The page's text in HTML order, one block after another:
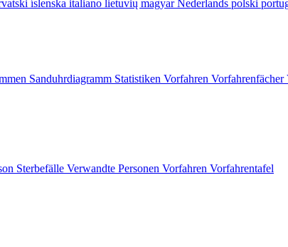
íslenska italiano lietuvių magyarNederlands polski
Sanduhrdiagramm Statistiken Vorfahren Vorfahrenfächer
Sterbefälle Verwandte Personen Vorfahren Vorfahrentafel